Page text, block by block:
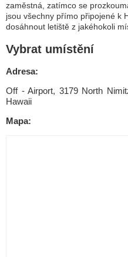
zaměstná, zatímco se
jsou všechny přímo připojené k
dosáhnout letiště z jakéhokoli
Vybrat umístění
Adresa:
Off - Airport, 3179 North
Hawaii
Mapa: